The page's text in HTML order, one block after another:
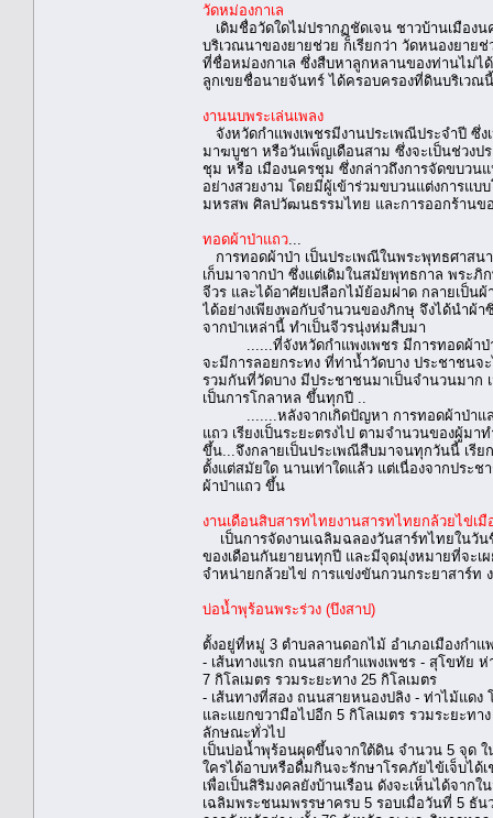
วัดหม่องกาเล
เดิมชื่อวัดใดไม่ปรากฏชัดเจน ชาวบ้านเมืองน
บริเวณนาของยายช่วย ก็เรียกว่า วัดหนองยาย
ที่ชื่อหม่องกาเล ซึ่งสืบหาลูกหลานของท่านไม่ไ
ลูกเขยชื่อนายจันทร์ ได้ครอบครองที่ดินบริเว
งานนบพระเล่นเพลง
จังหวัดกําแพงเพชรมีงานประเพณีประจําปี ซึ่ง
มาฆบูชา หรือวันเพ็ญเดือนสาม ซึ่งจะเป็นช่วงป
ชุม หรือ เมืองนครชุม ซึ่งกล่าวถึงการจัดขบวน
อย่างสวยงาม โดยมีผู้เข้าร่วมขบวนแต่งการแ
มหรสพ ศิลปวัฒนธรรมไทย และการออกร้านข
ทอดผ้าป่าแถว
การทอดผ้าป่า เป็นประเพณีในพระพุทธศาสน
เก็บมาจากป่า ซึ่งแต่เดิมในสมัยพุทธกาล พระ
จีวร และได้อาศัยเปลือกไม้ย้อมฝาด กลายเป็น
ได้อย่างเพียงพอกับจำนวนของภิกษุ จึงได้นำผ้า
จากป่าเหล่านี้ ทำเป็นจีวรนุ่งห่มสืบมา
......ที่จังหวัดกำแพงเพชร มีการทอดผ้าป่า
จะมีการลอยกระทง ที่ท่าน้ำวัดบาง ประชาชนจ
รวมกันที่วัดบาง มีประชาชนมาเป็นจำนวนมาก
เป็นการโกลาหล ขึ้นทุกปี ..
.......หลังจากเกิดปัญหา การทอดผ้าป่าและ
แถว เรียงเป็นระยะตรงไป ตามจำนวนของผู้
ขึ้น...จึงกลายเป็นประเพณีสืบมาจนทุกวันนี้ เรี
ตั้งแต่สมัยใด นานเท่าใดแล้ว แต่เนื่องจากปร
ผ้าป่าแถว ขึ้น
งานเดือนสิบสารทไทยงานสารทไทยกล้วยไข่เมื
เป็นการจัดงานเฉลิมฉลองวันสาร์ทไทยในวั
ของเดือนกันยายนทุกปี และมีจุดมุ่งหมายที่จะเ
จําหน่ายกล้วยไข่ การแข่งขันกวนกระยาสาร์ท
บ่อน้ำพุร้อนพระร่วง (บึงสาป)
ตั้งอยู่ที่หมู่ 3 ตำบลลานดอกไม้ อำเภอเมืองกำแ
- เส้นทางแรก ถนนสายกำแพงเพชร - สุโขทัย
7 กิโลเมตร รวมระยะทาง 25 กิโลเมตร
- เส้นทางที่สอง ถนนสายหนองปลิง - ท่าไม้แดง
และแยกขวามือไปอีก 5 กิโลเมตร รวมระยะทาง
ลักษณะทั่วไป
เป็นบ่อน้ำพุร้อนผุดขึ้นจากใต้ดิน จำนวน 5 จุด
ใครได้อาบหรือดื่มกินจะรักษาโรคภัยไข้เจ็บได้
เพื่อเป็นสิริมงคลยังบ้านเรือน ดังจะเห็นได้จา
เฉลิมพระชนมพรรษาครบ 5 รอบเมื่อวันที่ 5 ธั